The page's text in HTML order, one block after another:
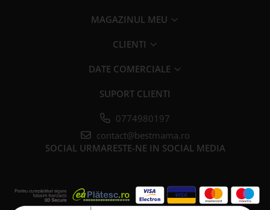
MAGAZINUL MEU
CLIENTI
DATE COMERCIALE
SUPORT CLIENTI
0774980197
contact@bestmama.ro
SOCIAL URMARESTE-NE IN SOCIAL MEDIA